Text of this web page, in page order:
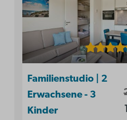
Familienstudio | 2
Erwachsene - 3
Kinder